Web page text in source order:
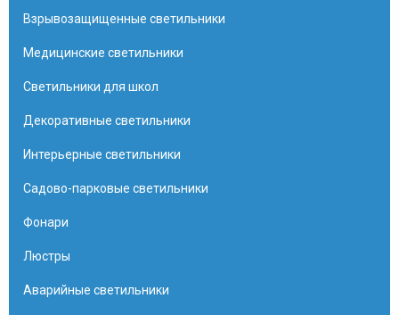
Взрывозащищенные светильники
Медицинские светильники
Светильники для школ
Декоративные светильники
Интерьерные светильники
Садово-парковые светильники
Фонари
Люстры
Аварийные светильники